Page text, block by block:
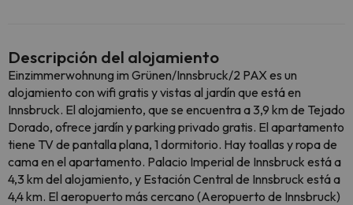
Descripción del alojamiento
Einzimmerwohnung im Grünen/Innsbruck/2 PAX es un
alojamiento con wifi gratis y vistas al jardín que está en
Innsbruck. El alojamiento, que se encuentra a 3,9 km de Tejado
Dorado, ofrece jardín y parking privado gratis. El apartamento
tiene TV de pantalla plana, 1 dormitorio. Hay toallas y ropa de
cama en el apartamento. Palacio Imperial de Innsbruck está a
4,3 km del alojamiento, y Estación Central de Innsbruck está a
4,4 km. El aeropuerto más cercano (Aeropuerto de Innsbruck)